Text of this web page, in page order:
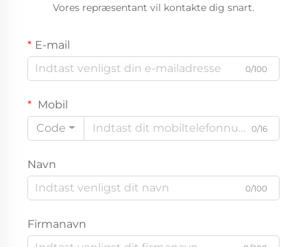
Vores repræsentant vil kontakte dig snart.
E-mail
0/100
Mobil
Code
0/16
Navn
0/100
Firmanavn